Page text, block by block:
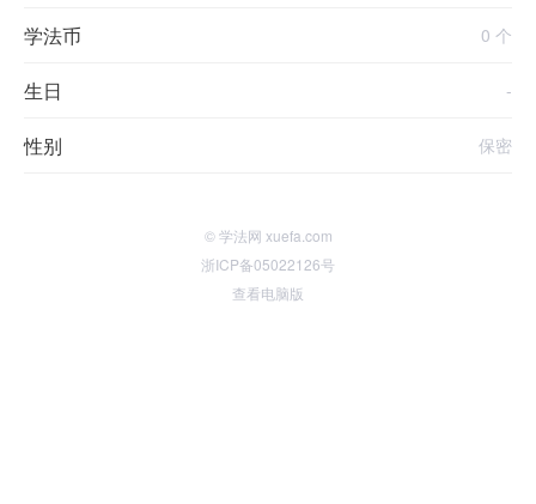
学法币 0 个
生日 -
性别 保密
© 学法网 xuefa.com
浙ICP备05022126号
查看电脑版